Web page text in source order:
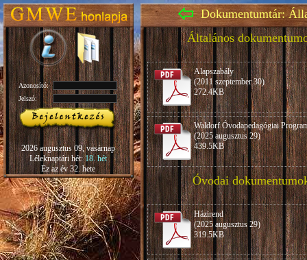
Azonosító:
Jelszó:
2026 augusztus 09, vasárnap
Léleknaptári hét:18. hét
Ez az év 32. hete
Dokumentumtár:
Általános
Alapszabály
(2011 szeptember 30)
272.4KB
Waldorf Óvodapedagógiai
(2025 augusztus 29)
439.5KB
Óvodai
Házirend
(2025 augusztus 29)
319.5KB